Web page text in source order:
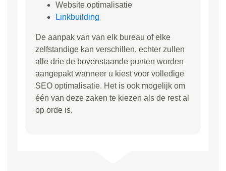
Website optimalisatie
Linkbuilding
De aanpak van van elk bureau of elke
zelfstandige kan verschillen, echter zullen
alle drie de bovenstaande punten worden
aangepakt wanneer u kiest voor volledige
SEO optimalisatie. Het is ook mogelijk om
één van deze zaken te kiezen als de rest al
op orde is.